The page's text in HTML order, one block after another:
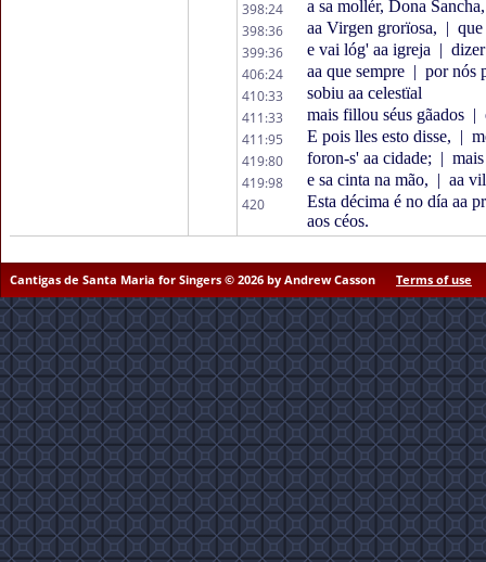
398:24
a sa mollér, Dona
398:36
aa Virgen grorïosa, | que
399:36
e vai lóg' aa igreja |
406:24
aa que sempre | por nós
410:33
sobiu aa celestïal
411:33
mais fillou séus gãados |
411:95
E pois lles esto disse, |
419:80
foron-s' aa cidade; |
419:98
e sa cinta na mão, | aa
420
Esta décima é no día aa
aos céos.
Cantigas de Santa Maria for Singers © 2026 by Andrew Casson Terms of use